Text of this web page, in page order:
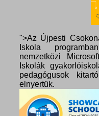
">Az Újpesti
Iskola
nemzetközi
Iskolák
pedagógusok
elnyertük.